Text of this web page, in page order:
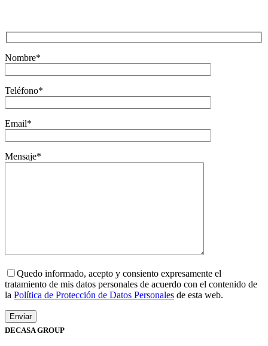
Nombre*
Teléfono*
Email*
Mensaje*
Quedo informado, acepto y consiento expresamente el
tratamiento de mis datos personales de acuerdo con el contenido de
la Política de Protección de Datos Personales de esta web.
DECASA GROUP